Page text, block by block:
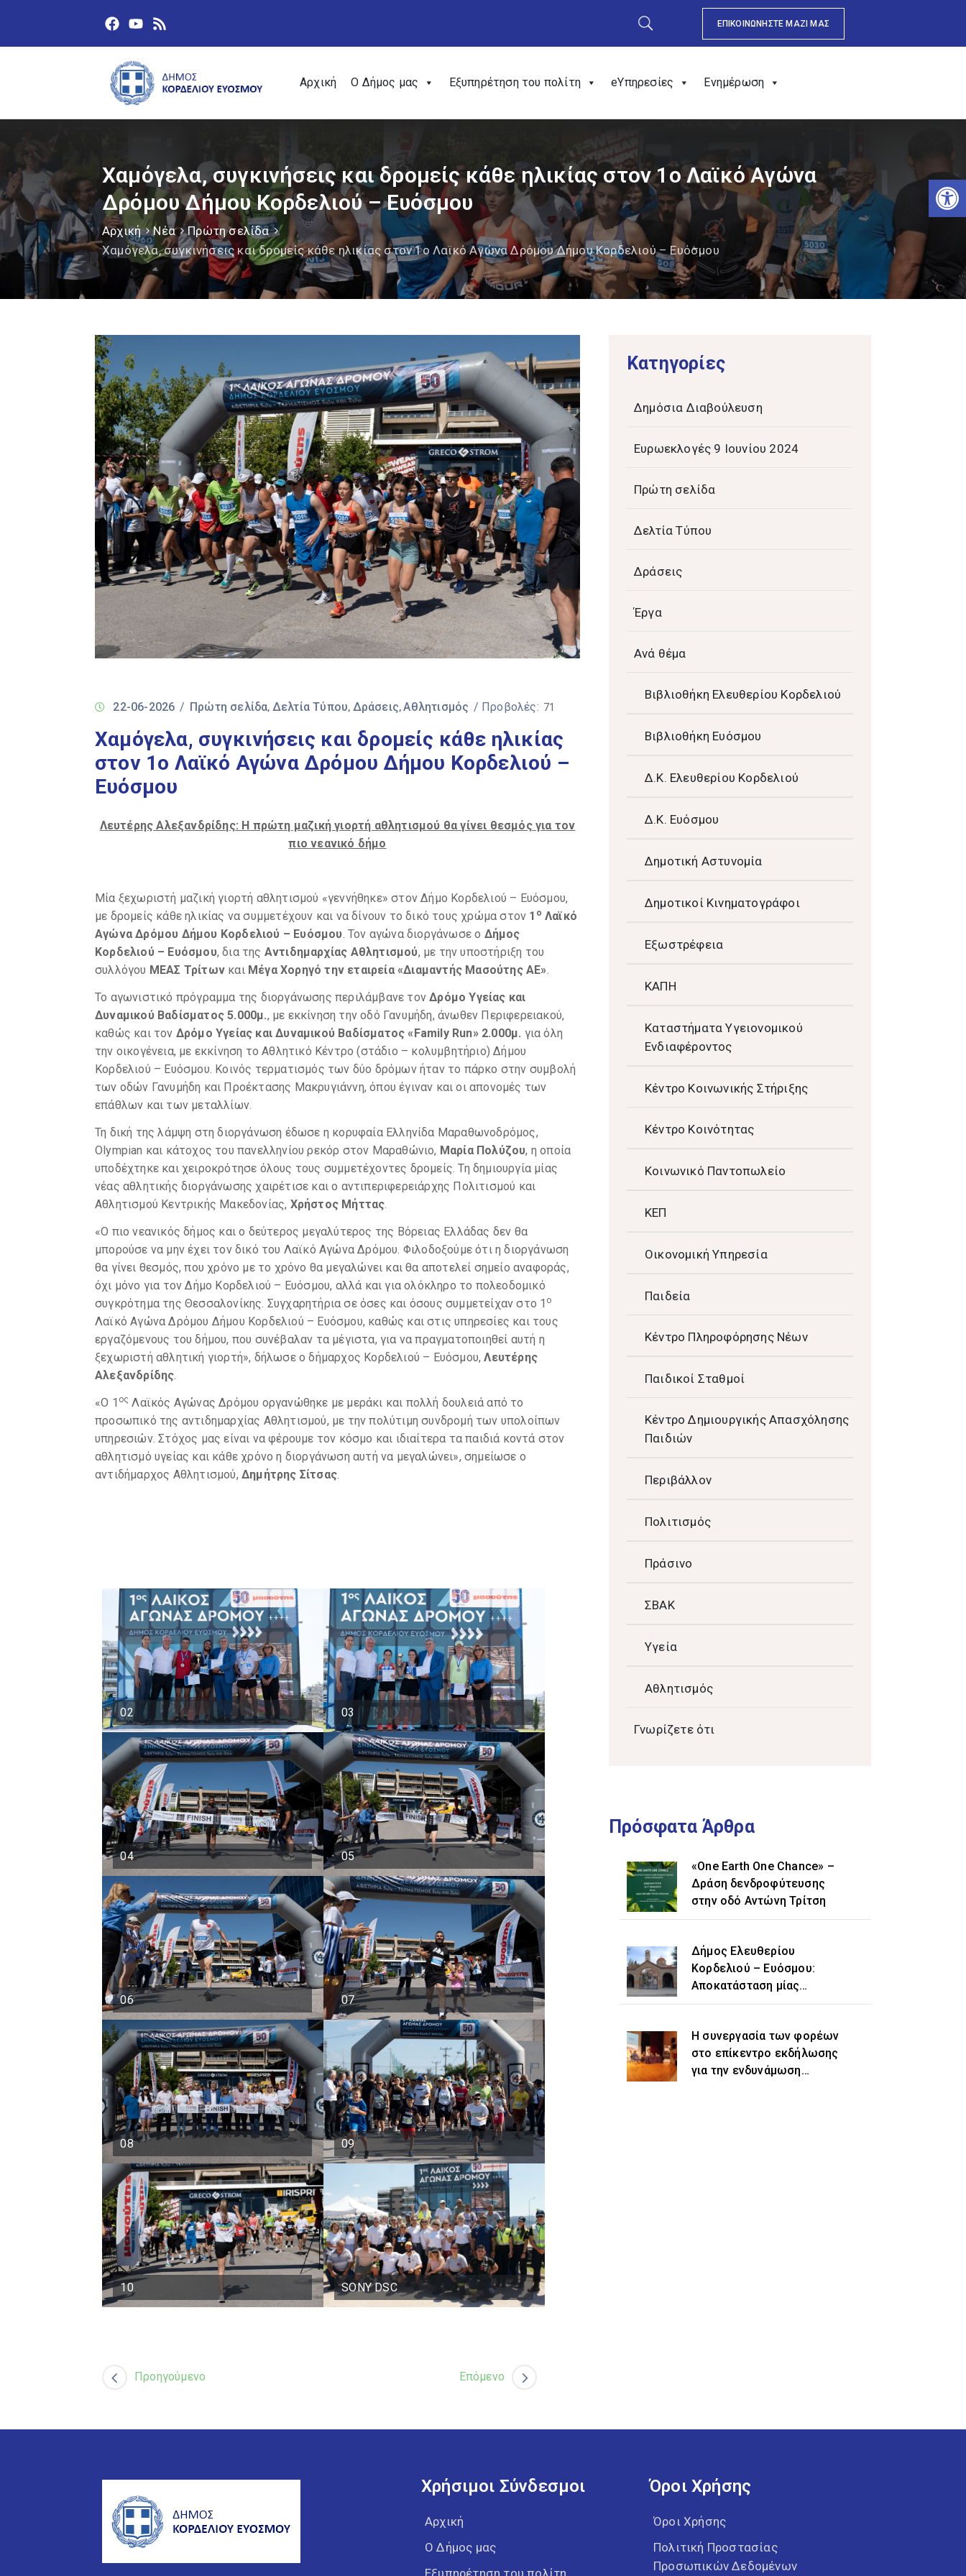
ΕΠΙΚΟΙΝΩΝΗΣΤΕ ΜΑΖΙ ΜΑΣ
Αρχική Ο Δήμος μας Εξυπηρέτηση του πολίτη eΥπηρεσίες Ενημέρωση
Χαμόγελα, συγκινήσεις και δρομείς κάθε ηλικίας στον 1ο Λαϊκό Αγώνα
Δρόμου Δήμου Κορδελιού – Ευόσμου
Αρχική Νέα
Πρώτη σελίδα
Χαμόγελα, συγκινήσεις και δρομείς κάθε ηλικίας στον 1ο Λαϊκό Αγώνα Δρόμου Δήμου Κορδελιού – Ευόσμου
22-06-2026 / Πρώτη σελίδα‚ Δελτία Τύπου‚ Δράσεις‚Αθλητισμός / Προβολές: 71
Χαμόγελα, συγκινήσεις και δρομείς κάθε ηλικίας
στον 1ο Λαϊκό Αγώνα Δρόμου Δήμου Κορδελιού –
Ευόσμου
Λευτέρης Αλεξανδρίδης: Η πρώτη μαζική γιορτή αθλητισμού θα γίνει θεσμός για τον
πιο νεανικό δήμο
Μία ξεχωριστή μαζική γιορτή αθλητισμού «γεννήθηκε» στον Δήμο Κορδελιού – Ευόσμου,
με δρομείς κάθε ηλικίας να συμμετέχουν και να δίνουν το δικό τους χρώμα στον 1 ο Λαϊκό
Αγώνα Δρόμου Δήμου Κορδελιού – Ευόσμου. Τον αγώνα διοργάνωσε ο Δήμος
Κορδελιού – Ευόσμου, δια της Αντιδημαρχίας Αθλητισμού, με την υποστήριξη του
συλλόγου ΜΕΑΣ Τρίτων και Μέγα Χορηγό την εταιρεία «Διαμαντής Μασούτης ΑΕ».
Το αγωνιστικό πρόγραμμα της διοργάνωσης περιλάμβανε τονΔρόμο Υγείας και
Δυναμικού Βαδίσματος 5.000μ., με εκκίνηση την οδό Γανυμήδη, άνωθεν Περιφερειακού,
καθώς και τον Δρόμο Υγείας και Δυναμικού Βαδίσματος «Family Run» 2.000μ. για όλη
την οικογένεια, με εκκίνηση το Αθλητικό Κέντρο (στάδιο – κολυμβητήριο) Δήμου
Κορδελιού – Ευόσμου. Κοινός τερματισμός των δύο δρόμων ήταν το πάρκο στην συμβολή
των οδών Γανυμήδη και Προέκτασης Μακρυγιάννη, όπου έγιναν και οι απονομές των
επάθλων και των μεταλλίων.
Τη δική της λάμψη στη διοργάνωση έδωσε η κορυφαία Ελληνίδα Μαραθωνοδρόμος,
Olympian και κάτοχος του πανελληνίου ρεκόρ στον Μαραθώνιο, Μαρία Πολύζου, η οποία
υποδέχτηκε και χειροκρότησε όλους τους συμμετέχοντες δρομείς. Τη δημιουργία μίας
νέας αθλητικής διοργάνωσης χαιρέτισε και ο αντιπεριφερειάρχης Πολιτισμού και
Αθλητισμού Κεντρικής Μακεδονίας, Χρήστος Μήττας.
«Ο πιο νεανικός δήμος και ο δεύτερος μεγαλύτερος της Βόρειας Ελλάδας δεν θα
μπορούσε να μην έχει τον δικό του Λαϊκό Αγώνα Δρόμου. Φιλοδοξούμε ότι η διοργάνωση
θα γίνει θεσμός, που χρόνο με το χρόνο θα μεγαλώνει και θα αποτελεί σημείο αναφοράς,
όχι μόνο για τον Δήμο Κορδελιού – Ευόσμου, αλλά και για ολόκληρο το πολεοδομικό
συγκρότημα της Θεσσαλονίκης. Συγχαρητήρια σε όσες και όσους συμμετείχαν στο 1 ο
Λαϊκό Αγώνα Δρόμου Δήμου Κορδελιού – Ευόσμου, καθώς και στις υπηρεσίες και τους
εργαζόμενους του δήμου, που συνέβαλαν τα μέγιστα, για να πραγματοποιηθεί αυτή η
ξεχωριστή αθλητική γιορτή», δήλωσε ο δήμαρχος Κορδελιού – Ευόσμου,Λευτέρης
Αλεξανδρίδης.
«Ο 1 ος Λαϊκός Αγώνας Δρόμου οργανώθηκε με μεράκι και πολλή δουλειά από το
προσωπικό της αντιδημαρχίας Αθλητισμού, με την πολύτιμη συνδρομή των υπολοίπων
υπηρεσιών. Στόχος μας είναι να φέρουμε τον κόσμο και ιδιαίτερα τα παιδιά κοντά στον
αθλητισμό υγείας και κάθε χρόνο η διοργάνωση αυτή να μεγαλώνει», σημείωσε ο
αντιδήμαρχος Αθλητισμού, Δημήτρης Σίτσας.
02 03
04 05
06 07
08 09
10 SONY DSC
Προηγούμενο Επόμενο
Kατηγορίες
Δημόσια Διαβούλευση
Ευρωεκλογές 9 Ιουνίου 2024
Πρώτη σελίδα
Δελτία Τύπου
Δράσεις
Έργα
Ανά θέμα
Βιβλιοθήκη Ελευθερίου Κορδελιού
Βιβλιοθήκη Ευόσμου
Δ.Κ. Ελευθερίου Κορδελιού
Δ.Κ. Ευόσμου
Δημοτική Αστυνομία
Δημοτικοί Κινηματογράφοι
Εξωστρέφεια
ΚΑΠΗ
Καταστήματα Υγειονομικού
Ενδιαφέροντος
Κέντρο Κοινωνικής Στήριξης
Κέντρο Κοινότητας
Κοινωνικό Παντοπωλείο
ΚΕΠ
Οικονομική Υπηρεσία
Παιδεία
Κέντρο Πληροφόρησης Νέων
Παιδικοί Σταθμοί
Κέντρο Δημιουργικής Απασχόλησης
Παιδιών
Περιβάλλον
Πολιτισμός
Πράσινο
ΣΒΑΚ
Υγεία
Αθλητισμός
Γνωρίζετε ότι
Πρόσφατα Άρθρα
«One Earth One Chance» –
Δράση δενδροφύτευσης
στην οδό Αντώνη Τρίτση
Δήμος Ελευθερίου
Κορδελιού – Ευόσμου:
Αποκατάσταση μίας
ιστορικής αδικίας η
«Ελευθέριο» στην
ονομασία του δήμου
Η συνεργασία των φορέων
στο επίκεντρο εκδήλωσης
για την ενδυνάμωση
Χρήσιμοι Σύνδεσμοι
Αρχική
Ο Δήμος μας
Όροι Χρήσης
Όροι Χρήσης
Πολιτική Προστασίας
Προσωπικών Δεδομένων